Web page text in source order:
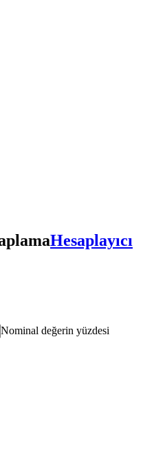
Hesaplayıcı
Nominal değerin yüzdesi